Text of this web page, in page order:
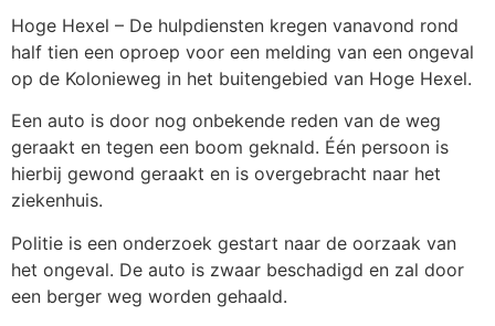
Hoge Hexel – De hulpdiensten kregen vanavond rond
half tien een oproep voor een melding van een ongeval
op de Kolonieweg in het buitengebied van Hoge Hexel.
Een auto is door nog onbekende reden van de weg
geraakt en tegen een boom geknald. Één persoon is
hierbij gewond geraakt en is overgebracht naar het
ziekenhuis.
Politie is een onderzoek gestart naar de oorzaak van
het ongeval. De auto is zwaar beschadigd en zal door
een berger weg worden gehaald.